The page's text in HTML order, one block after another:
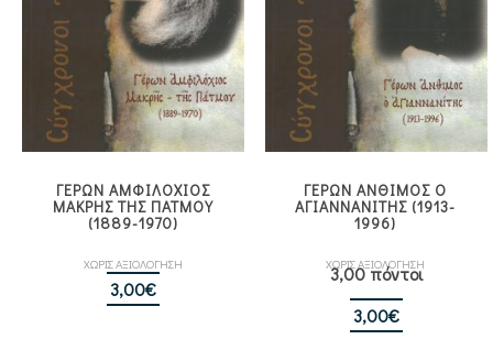
ΓΕΡΩΝ ΑΜΦΙΛΟΧΙΟΣ
ΜΑΚΡΗΣ ΤΗΣ ΠΑΤΜΟΥ
(1889-1970)
ΧΩΡΙΣ ΑΞΙΟΛΟΓΗΣΗ
3,00€
ΓΕΡΩΝ ΑΝΘΙΜΟΣ Ο
ΑΓΙΑΝΝΑΝΙΤΗΣ (1913-
1996)
ΧΩΡΙΣ ΑΞΙΟΛΟΓΗΣΗ
3,00 πόντοι
3,00€